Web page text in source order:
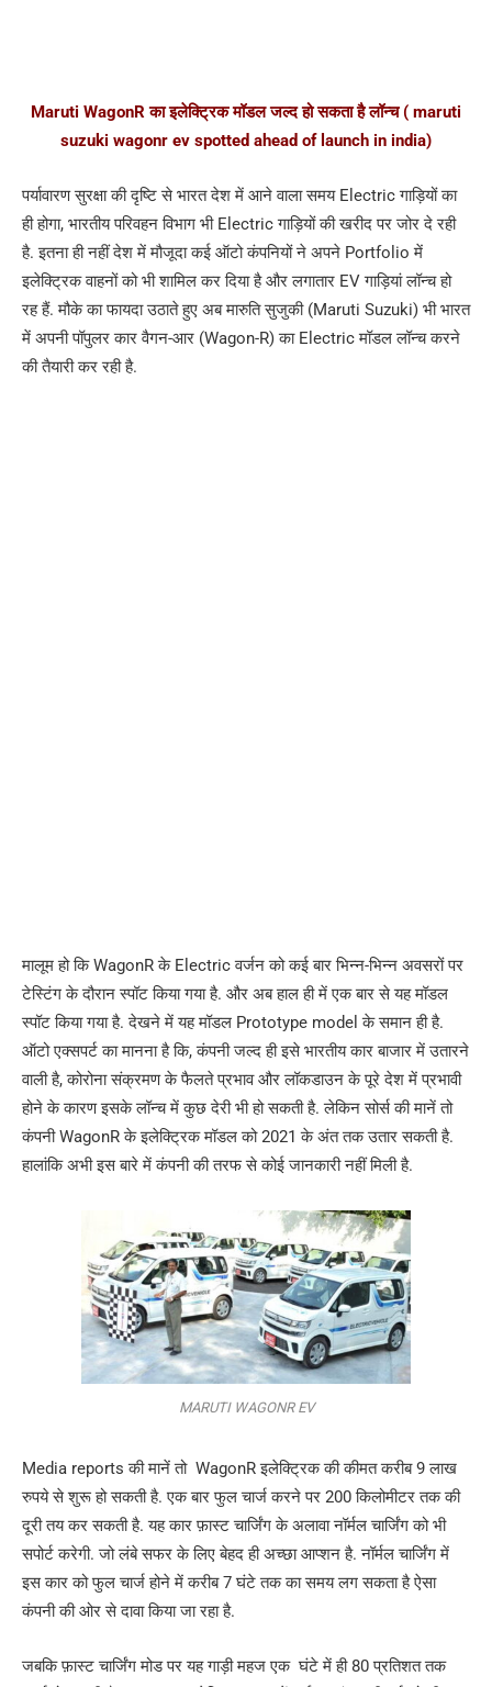
Maruti WagonR का इलेक्ट्रिक मॉडल जल्द हो सकता है लॉन्च ( maruti
suzuki wagonr ev spotted ahead of launch in india)
पर्यावारण सुरक्षा की दृष्टि से भारत देश में आने वाला समय Electric गाड़ियों का
ही होगा, भारतीय परिवहन विभाग भी Electric गाड़ियों की खरीद पर जोर दे रही
है. इतना ही नहीं देश में मौजूदा कई ऑटो कंपनियों ने अपने Portfolio में
इलेक्ट्रिक वाहनों को भी शामिल कर दिया है और लगातार EV गाड़ियां लॉन्च हो
रह हैं. मौके का फायदा उठाते हुए अब मारुति सुजुकी (Maruti Suzuki) भी भारत
में अपनी पॉपुलर कार वैगन-आर (Wagon-R) का Electric मॉडल लॉन्च करने
की तैयारी कर रही है.
मालूम हो कि WagonR के Electric वर्जन को कई बार भिन्न-भिन्न अवसरों पर
टेस्टिंग के दौरान स्पॉट किया गया है. और अब हाल ही में एक बार से यह मॉडल
स्पॉट किया गया है. देखने में यह मॉडल Prototype model के समान ही है.
ऑटो एक्सपर्ट का मानना है कि, कंपनी जल्द ही इसे भारतीय कार बाजार में उतारने
वाली है, कोरोना संक्रमण के फैलते प्रभाव और लॉकडाउन के पूरे देश में प्रभावी
होने के कारण इसके लॉन्च में कुछ देरी भी हो सकती है. लेकिन सोर्स की मानें तो
कंपनी WagonR के इलेक्ट्रिक मॉडल को 2021 के अंत तक उतार सकती है.
हालांकि अभी इस बारे में कंपनी की तरफ से कोई जानकारी नहीं मिली है.
MARUTI WAGONR EV
Media reports की मानें तो WagonR इलेक्ट्रिक की कीमत करीब 9 लाख
रुपये से शुरू हो सकती है. एक बार फुल चार्ज करने पर 200 किलोमीटर तक की
दूरी तय कर सकती है. यह कार फ़ास्ट चार्जिंग के अलावा नॉर्मल चार्जिंग को भी
सपोर्ट करेगी. जो लंबे सफर के लिए बेहद ही अच्छा आप्शन है. नॉर्मल चार्जिंग में
इस कार को फुल चार्ज होने में करीब 7 घंटे तक का समय लग सकता है ऐसा
कंपनी की ओर से दावा किया जा रहा है.
जबकि फ़ास्ट चार्जिंग मोड पर यह गाड़ी महज एक घंटे में ही 80 प्रतिशत तक